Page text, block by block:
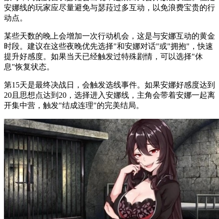
安娜线的玩家应尽量避免与瑟菈过多互动，以免浪费宝贵的行
动点。
某些天数的晚上会增加一次行动机会，这是与安娜互动的黄金
时段。建议在这些夜晚优先选择"和安娜对话"或"拥抱"，快速
提升好感度。如果当天已经触发过特殊剧情，可以选择"休
息"恢复状态。
第15天是最终决战日，会触发选线事件。如果安娜好感度达到
20且思想点达到20，选择进入安娜线，主角会带着安娜一起离
开集中营，触发"结成连理"的完美结局。